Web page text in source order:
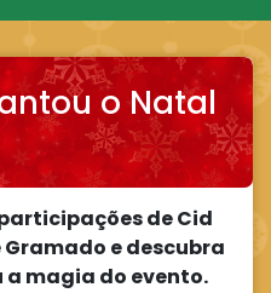
o Natal
de Cid
Gramado e descubra
a magia do evento.